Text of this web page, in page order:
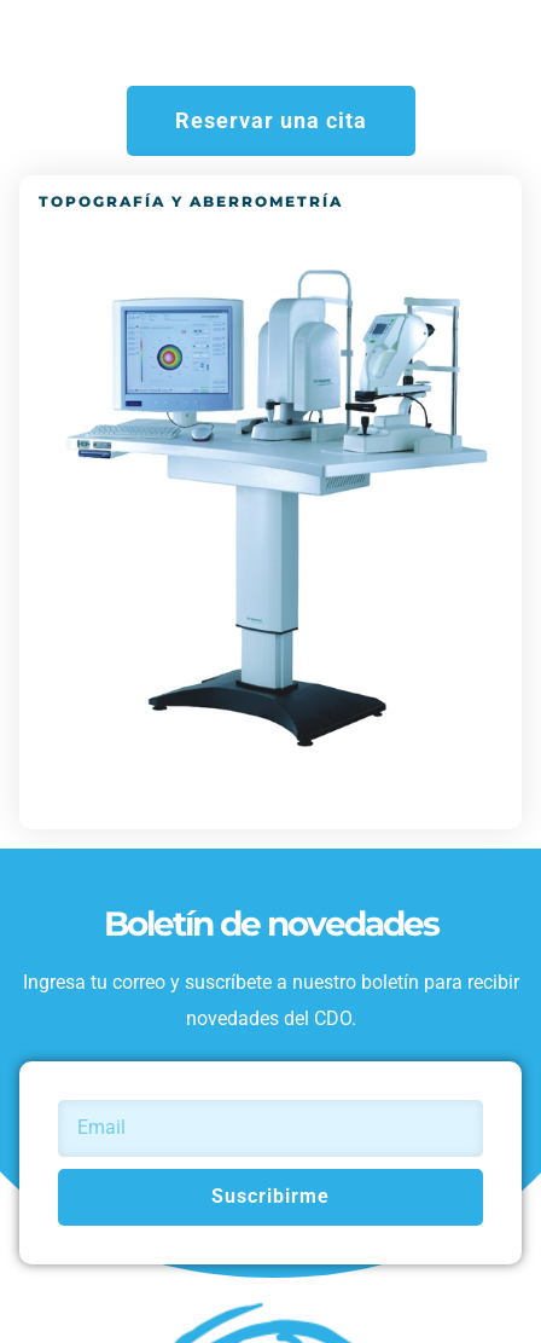
Reservar una cita
TOPOGRAFÍA Y ABERROMETRÍA
Boletín de novedades
Ingresa tu correo y suscríbete a nuestro boletín para recibir
novedades del CDO.
Suscribirme